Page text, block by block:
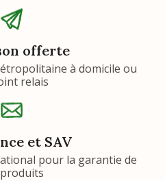
offerte
à domicile ou
relais
et SAV
pour la garantie de